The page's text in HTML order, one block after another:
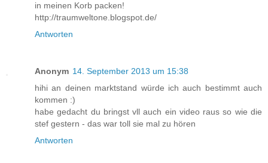
in meinen Korb packen!
http://traumweltone.blogspot.de/
Antworten
Anonym 14. September 2013 um 15:38
hihi an deinen marktstand würde ich auch bestimmt auch
kommen :)
habe gedacht du bringst vll auch ein video raus so wie die
stef gestern - das war toll sie mal zu hören
Antworten